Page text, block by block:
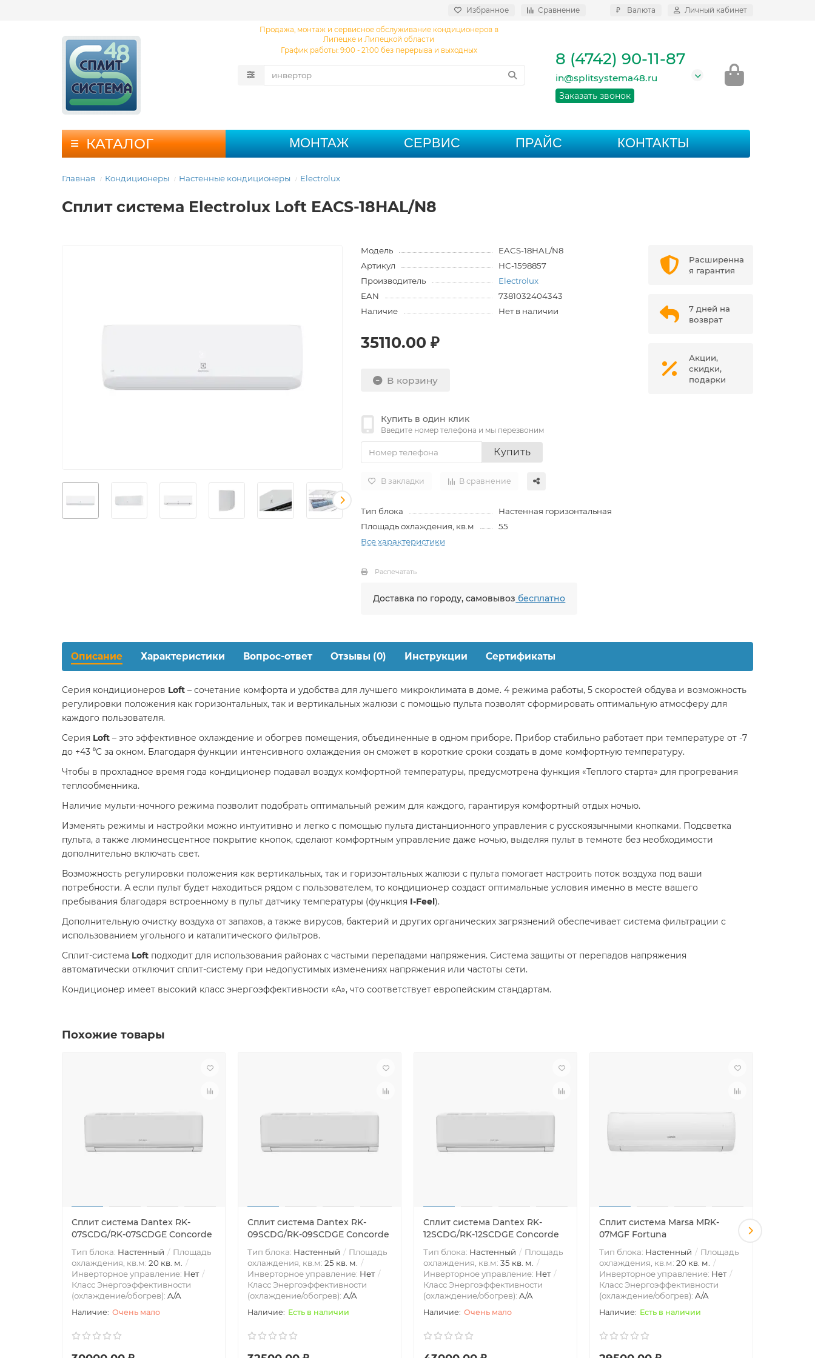
Избранное Сравнение ₽ Валюта Личный кабинет
Продажа, монтаж и сервисное обслуживание кондиционеров в
Липецке и Липецкой области
График работы: 9:00 - 21:00 без перерыва и выходных
8 (4742) 90-11-87
in@splitsystema48.ru
Заказать звонок
КАТАЛОГ МОНТАЖ СЕРВИС ПРАЙС КОНТАКТЫ
Главная Кондиционеры Настенные кондиционеры Electrolux
Сплит система Electrolux Loft EACS-18HAL/N8
Модель
EACS-18HAL/N8
Артикул
НС-1598857
Производитель
Electrolux
EAN
7381032404343
Наличие
Нет в наличии
35110.00 ₽
В корзину
Купить в один клик
Введите номер телефона и мы перезвоним
Купить
В закладки В сравнение
Тип блока
Настенная горизонтальная
Площадь охлаждения, кв.м
55
Все характеристики
Распечатать
Доставка по городу, самовывоз бесплатно
Расширенна
я гарантия
7 дней на
возврат
Акции,
скидки,
подарки
Описание Характеристики Вопрос-ответ Отзывы (0) Инструкции Сертификаты
Серия кондиционеров Loft – сочетание комфорта и удобства для лучшего микроклимата в доме. 4 режима работы, 5 скоростей обдува и возможность
регулировки положения как горизонтальных, так и вертикальных жалюзи с помощью пульта позволят сформировать оптимальную атмосферу для
каждого пользователя.
Серия Loft – это эффективное охлаждение и обогрев помещения, объединенные в одном приборе. Прибор стабильно работает при температуре от -7
до +43 ⁰С за окном. Благодаря функции интенсивного охлаждения он сможет в короткие сроки создать в доме комфортную температуру.
Чтобы в прохладное время года кондиционер подавал воздух комфортной температуры, предусмотрена функция «Теплого старта» для прогревания
теплообменника.
Наличие мульти-ночного режима позволит подобрать оптимальный режим для каждого, гарантируя комфортный отдых ночью.
Изменять режимы и настройки можно интуитивно и легко с помощью пульта дистанционного управления с русскоязычными кнопками. Подсветка
пульта, а также люминесцентное покрытие кнопок, сделают комфортным управление даже ночью, выделяя пульт в темноте без необходимости
дополнительно включать свет.
Возможность регулировки положения как вертикальных, так и горизонтальных жалюзи с пульта помогает настроить поток воздуха под ваши
потребности. А если пульт будет находиться рядом с пользователем, то кондиционер создаст оптимальные условия именно в месте вашего
пребывания благодаря встроенному в пульт датчику температуры (функция I-Feel).
Дополнительную очистку воздуха от запахов, а также вирусов, бактерий и других органических загрязнений обеспечивает система фильтрации с
использованием угольного и каталитического фильтров.
Сплит-система Loft подходит для использования районах с частыми перепадами напряжения. Система защиты от перепадов напряжения
автоматически отключит сплит-систему при недопустимых изменениях напряжения или частоты сети.
Кондиционер имеет высокий класс энергоэффективности «А», что соответствует европейским стандартам.
Похожие товары
Сплит система Dantex RK-
07SCDG/RK-07SCDGE Concorde
Тип блока: Настенный
Площадь
охлаждения, кв.м: 20 кв. м.
Инверторное управление: Нет
Класс Энергоэффективности
(охлаждение/обогрев): A/A
Очень мало
Сплит система Dantex RK-
09SCDG/RK-09SCDGE Concorde
Тип блока: Настенный
Площадь
охлаждения, кв.м: 25 кв. м.
Инверторное управление: Нет
Класс Энергоэффективности
(охлаждение/обогрев): A/A
Есть в наличии
Сплит система Dantex RK-
12SCDG/RK-12SCDGE Concorde
Тип блока: Настенный
Площадь
охлаждения, кв.м: 35 кв. м.
Инверторное управление: Нет
Класс Энергоэффективности
(охлаждение/обогрев): A/A
Очень мало
Сплит система Marsa MRK-
07MGF Fortuna
Тип блока: Настенный
Площадь
охлаждения, кв.м: 20 кв. м.
Инверторное управление: Нет
Класс Энергоэффективности
(охлаждение/обогрев): A/A
Есть в наличии